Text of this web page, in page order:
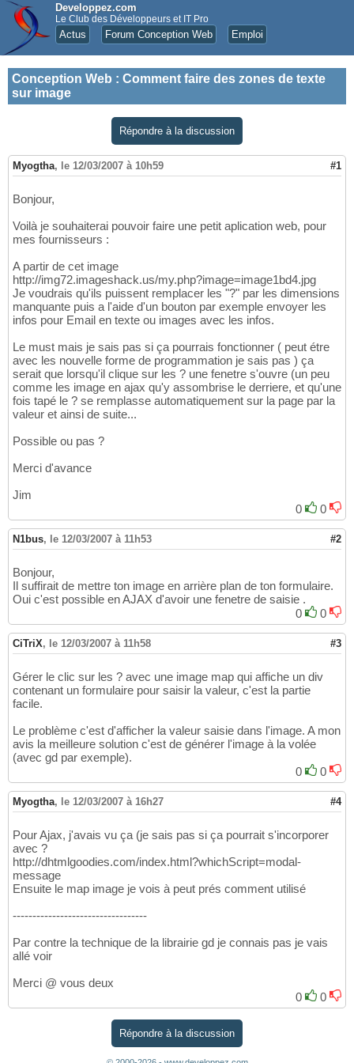
Developpez.com
Le Club des Développeurs et IT Pro
Actus Forum Conception Web Emploi
Conception Web : Comment faire des zones de texte
sur image
Répondre à la discussion
Myogtha, le 12/03/2007 à 10h59 #1
Bonjour,
Voilà je souhaiterai pouvoir faire une petit aplication web, pour
mes fournisseurs :
A partir de cet image
http://img72.imageshack.us/my.php?image=image1bd4.jpg
Je voudrais qu'ils puissent remplacer les "?" par les dimensions
manquante puis a l'aide d'un bouton par exemple envoyer les
infos pour Email en texte ou images avec les infos.
Le must mais je sais pas si ça pourrais fonctionner ( peut étre
avec les nouvelle forme de programmation je sais pas ) ça
serait que lorsqu'il clique sur les ? une fenetre s'ouvre (un peu
comme les image en ajax qu'y assombrise le derriere, et qu'une
fois tapé le ? se remplasse automatiquement sur la page par la
valeur et ainsi de suite...
Possible ou pas ?
Merci d'avance
Jim
0
0
N1bus, le 12/03/2007 à 11h53 #2
Bonjour,
Il suffirait de mettre ton image en arrière plan de ton formulaire.
Oui c'est possible en AJAX d'avoir une fenetre de saisie .
0
0
CiTriX, le 12/03/2007 à 11h58 #3
Gérer le clic sur les ? avec une image map qui affiche un div
contenant un formulaire pour saisir la valeur, c'est la partie
facile.
Le problème c'est d'afficher la valeur saisie dans l'image. A mon
avis la meilleure solution c'est de générer l'image à la volée
(avec gd par exemple).
0
0
Myogtha, le 12/03/2007 à 16h27 #4
Pour Ajax, j'avais vu ça (je sais pas si ça pourrait s'incorporer
avec ?
http://dhtmlgoodies.com/index.html?whichScript=modal-
message
Ensuite le map image je vois à peut prés comment utilisé
----------------------------------
Par contre la technique de la librairie gd je connais pas je vais
allé voir
Merci @ vous deux
0
0
Répondre à la discussion